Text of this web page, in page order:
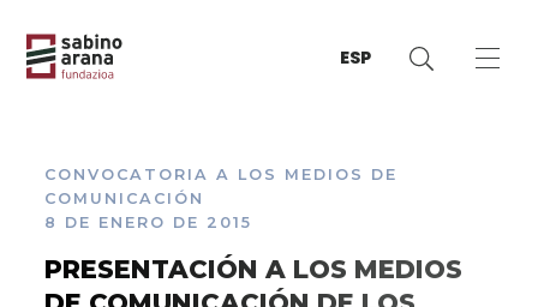
ESP
CONVOCATORIA A LOS MEDIOS DE
COMUNICACIÓN
8 DE ENERO DE 2015
PRESENTACIÓN A LOS MEDIOS